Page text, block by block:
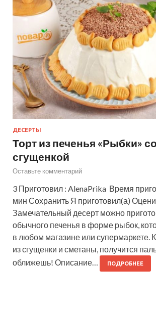
ДЕСЕРТЫ
Торт из печенья «Рыбки» со
сгущенкой
Оставьте комментарий
3 Приготовил : AlenaPrika Время
мин Сохранить Я приготовил(а)
Замечательный десерт можно
обычного печенья в форме рыбок,
в любом магазине или супермаркете.
из сгущенки и сметаны, получится
оближешь! Описание…
ПОДРОБНЕЕ